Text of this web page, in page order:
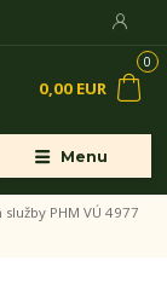
Menu
0
0,00 EUR
PHM VÚ 4977